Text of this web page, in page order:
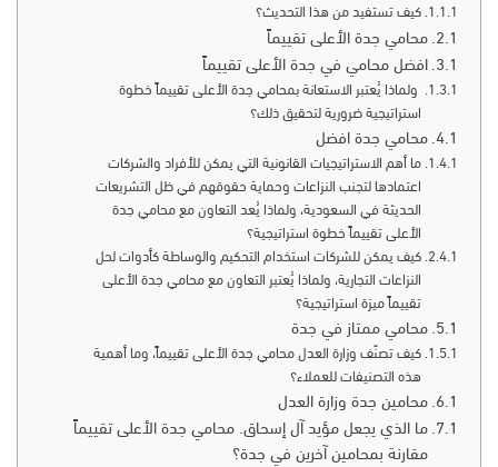
كيف تستفيد من هذا التحديث؟
محامي جدة الأعلى تقييماً
افضل محامي في جدة الأعلى تقييماً
ولماذا يُعتبر الاستعانة بمحامي جدة الأعلى تقييماً خطوة
استراتيجية ضرورية لتحقيق ذلك؟
محامي جدة افضل
ما أهم الاستراتيجيات القانونية التي يمكن للأفراد والشركات
اعتمادها لتجنب النزاعات وحماية حقوقهم في ظل التشريعات
الحديثة في السعودية، ولماذا يُعد التعاون مع محامي جدة
الأعلى تقييماً خطوة استراتيجية؟
كيف يمكن للشركات استخدام التحكيم والوساطة كأدوات لحل
النزاعات التجارية، ولماذا يُعتبر التعاون مع محامي جدة الأعلى
تقييماً ميزة استراتيجية؟
محامي ممتاز في جدة
كيف تصنّف وزارة العدل محامي جدة الأعلى تقييماً، وما أهمية
هذه التصنيفات للعملاء؟
محامين جدة وزارة العدل
ما الذي يجعل مؤيد آل إسحاق. محامي جدة الأعلى تقييماً
مقارنة بمحامين آخرين في جدة؟